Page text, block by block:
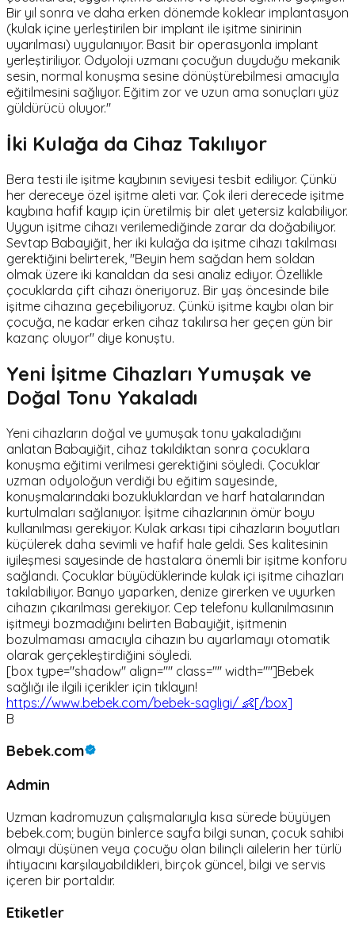
Bir yıl sonra ve daha erken dönemde koklear implantasyon
(kulak içine yerleştirilen bir implant ile işitme sinirinin
uyarılması) uygulanıyor. Basit bir operasyonla implant
yerleştiriliyor. Odyoloji uzmanı çocuğun duyduğu mekanik
sesin, normal konuşma sesine dönüştürebilmesi amacıyla
eğitilmesini sağlıyor. Eğitim zor ve uzun ama sonuçları yüz
güldürücü oluyor."
İki Kulağa da Cihaz Takılıyor
Bera testi ile işitme kaybının seviyesi tesbit ediliyor. Çünkü
her dereceye özel işitme aleti var. Çok ileri derecede işitme
kaybına hafif kayıp için üretilmiş bir alet yetersiz kalabiliyor.
Uygun işitme cihazı verilemediğinde zarar da doğabiliyor.
Sevtap Babayiğit, her iki kulağa da işitme cihazı takılması
gerektiğini belirterek, "Beyin hem sağdan hem soldan
olmak üzere iki kanaldan da sesi analiz ediyor. Özellikle
çocuklarda çift cihazı öneriyoruz. Bir yaş öncesinde bile
işitme cihazına geçebiliyoruz. Çünkü işitme kaybı olan bir
çocuğa, ne kadar erken cihaz takılırsa her geçen gün bir
kazanç oluyor" diye konuştu.
Yeni İşitme Cihazları Yumuşak ve
Doğal Tonu Yakaladı
Yeni cihazların doğal ve yumuşak tonu yakaladığını
anlatan Babayiğit, cihaz takıldıktan sonra çocuklara
konuşma eğitimi verilmesi gerektiğini söyledi. Çocuklar
uzman odyoloğun verdiği bu eğitim sayesinde,
konuşmalarındaki bozukluklardan ve harf hatalarından
kurtulmaları sağlanıyor. İşitme cihazlarının ömür boyu
kullanılması gerekiyor. Kulak arkası tipi cihazların boyutları
küçülerek daha sevimli ve hafif hale geldi. Ses kalitesinin
iyileşmesi sayesinde de hastalara önemli bir işitme konforu
sağlandı. Çocuklar büyüdüklerinde kulak içi işitme cihazları
takılabiliyor. Banyo yaparken, denize girerken ve uyurken
cihazın çıkarılması gerekiyor. Cep telefonu kullanılmasının
işitmeyi bozmadığını belirten Babayiğit, işitmenin
bozulmaması amacıyla cihazın bu ayarlamayı otomatik
olarak gerçekleştirdiğini söyledi.
[box type="shadow" align="" class="" width=""]Bebek
sağlığı ile ilgili içerikler için tıklayın!
https://www.bebek.com/bebek-sagligi/ 👶[/box]
B
Bebek.com
Admin
Uzman kadromuzun çalışmalarıyla kısa sürede büyüyen
bebek.com; bugün binlerce sayfa bilgi sunan, çocuk sahibi
olmayı düşünen veya çocuğu olan bilinçli ailelerin her türlü
ihtiyacını karşılayabildikleri, birçok güncel, bilgi ve servis
içeren bir portaldır.
Etiketler